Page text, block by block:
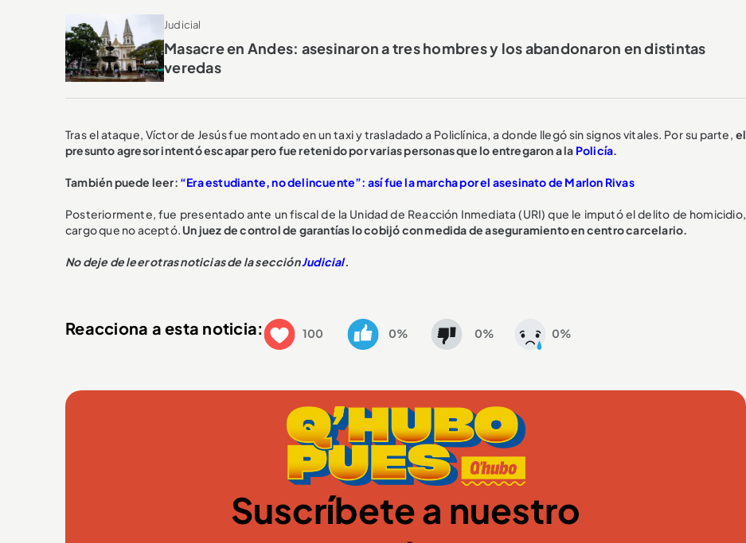
Judicial
Masacre en Andes: asesinaron a tres hombres y los abandonaron en distintas
veredas
Tras el ataque, Víctor de Jesús fue montado en un taxi y trasladado a Policlínica, a donde llegó sin signos vitales. Por su parte, el
presunto agresor intentó escapar pero fue retenido por varias personas que lo entregaron a la Policía.
También puede leer: “Era estudiante, no delincuente”: así fue la marcha por el asesinato de Marlon Rivas
Posteriormente, fue presentado ante un fiscal de la Unidad de Reacción Inmediata (URI) que le imputó el delito de homicidio,
cargo que no aceptó. Un juez de control de garantías lo cobijó con medida de aseguramiento en centro carcelario.
No deje de leer otras noticias de la secciónJudicial.
Reacciona a esta noticia: 100 0% 0% 0%
Suscríbete a nuestro